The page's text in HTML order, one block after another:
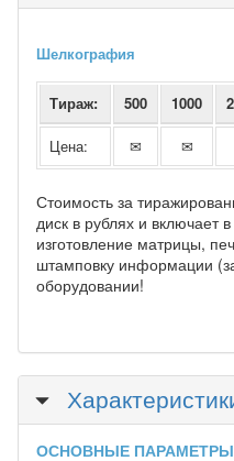
Шелкография
Тираж: 500 1000
Цена: ✉ ✉
Стоимость за
диск в рублях и включает
изготовление матрицы,
штамповку информации
оборудовании!
Скрыть
ОСНОВНЫЕ ПАРАМЕТРЫ